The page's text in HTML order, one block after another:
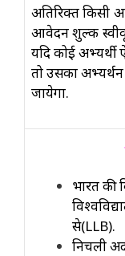
अतिरिक्त किसी
आवेदन शुल्क
यदि कोई अभ्यर्थी
तो उसका अभ्यर्थन
जायेगा.
भारत की
से(LLB).
निचली